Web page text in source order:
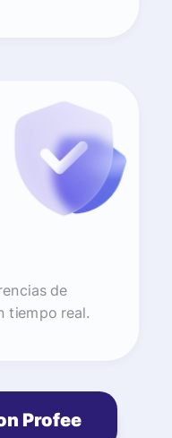
de
tiempo real.
Profee